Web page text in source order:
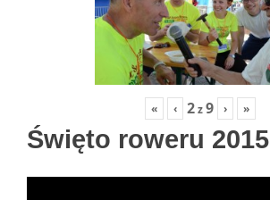
« ‹ 2z9 › »
Święto roweru 2015